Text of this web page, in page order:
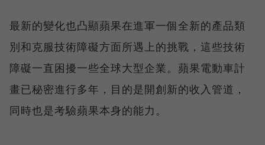
最新的變化也凸顯蘋果在進軍一個全新的產品類
別和克服技術障礙方面所遇上的挑戰，這些技術
障礙一直困擾一些全球大型企業。蘋果電動車計
畫已秘密進行多年，目的是開創新的收入管道，
同時也是考驗蘋果本身的能力。